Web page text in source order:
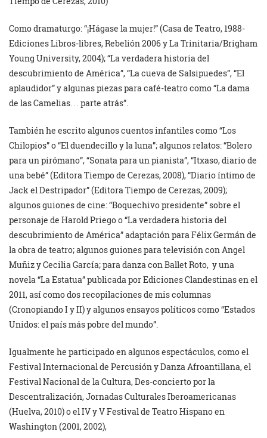
Como dramaturgo: “¡Hágase la mujer!” (Casa de Teatro, 1988-
Ediciones Libros-libres, Rebelión 2006 yLa Trinitaria/Brigham
Young University, 2004); “La verdadera historia del
descubrimiento de América”, “La cueva de Salsipuedes”, “El
aplaudidor” y algunas piezas para café-teatro como “La dama
de las Camelias… parte atrás”.
También he escrito algunos cuentos infantiles como “Los
Chilopios” o “El duendecillo y la luna”; algunos relatos: “Bolero
para un pirómano”, “Sonata para un pianista”, “Itxaso, diario de
una bebé” (Editora Tiempo de Cerezas, 2008), “Diario íntimo de
Jack el Destripador” (Editora Tiempo de Cerezas, 2009);
algunos guiones de cine: “Boquechivo presidente” sobre el
personaje de Harold Priego o “La verdadera historia del
descubrimiento de América” adaptación para Félix Germán de
la obra de teatro; algunos guiones para televisión con Angel
Muñiz y Cecilia García; para danza con Ballet Roto, y una
novela “La Estatua” publicada por Ediciones Clandestinas en el
2011, así como dos recopilaciones de mis columnas
(Cronopiando I y II) y algunos ensayos políticos como “Estados
Unidos: el país más pobre del mundo”.
Igualmente he participado en algunos espectáculos, como el
Festival Internacional de Percusión y Danza Afroantillana, el
Festival Nacional de la Cultura, Des-concierto porla
Descentralización, Jornadas Culturales Iberoamericanas
(Huelva, 2010) o el IV y V Festival de Teatro Hispano en
Washington (2001, 2002),